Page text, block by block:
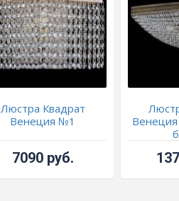
Люстра Квадрат
Венеция №1
7090 руб.